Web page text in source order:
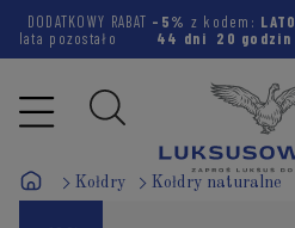
DODATKOWY RABAT -5% z kodem: LATO
lata pozostało
44 dni 20 godzin
Kołdry Kołdry naturalne